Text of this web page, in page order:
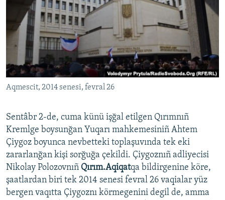
FİKİR
Русский
Українською
QOŞULIÑIZ!
RFE/RS bütün saytları
Aqmescit, 2014 senesi, fevral 26
Sentâbr 2-de, cuma künü işğal etilgen Qırımnıñ
Kremlge boysunğan Yuqarı mahkemesiniñ Ahtem
Çiygoz boyunca nevbetteki toplaşuvında tek eki
zararlanğan kişi sorğuğa çekildi. Çiygoznıñ adliyecisi
Nikolay Polozovnıñ Qırım.Aqiqatqa bildirgenine köre,
şaatlardan biri tek 2014 senesi fevral 26 vaqialar yüz
bergen vaqıtta Çiygoznı körmegenini degil de, amma